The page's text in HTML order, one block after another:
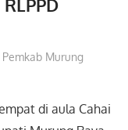
Pemkab Murung
di aula Cahai